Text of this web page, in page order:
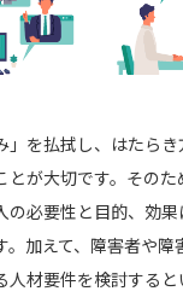
」を払拭し、はたらき
とが大切です。その
の必要性と目的、効
。加えて、障害者や
人材要件を検討する